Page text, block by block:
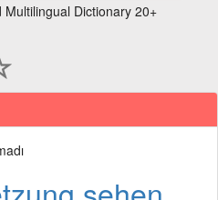
Dictionary 20+